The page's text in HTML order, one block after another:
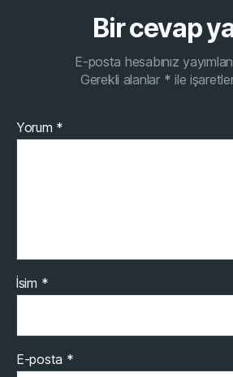
Bir cevap
E-posta hesabınız
Gerekli alanlar * ile
Yorum *
İsim *
E-posta *